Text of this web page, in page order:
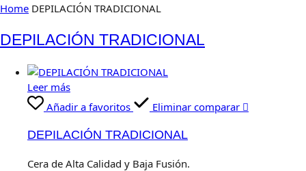
Home DEPILACIÓN TRADICIONAL
DEPILACIÓN TRADICIONAL
Leer más
Añadir a favoritos
Eliminar comparar
DEPILACIÓN TRADICIONAL
Cera de Alta Calidad y Baja Fusión.